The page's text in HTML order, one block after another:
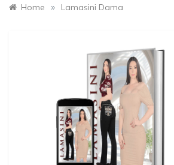
Home » Lamasini Dama